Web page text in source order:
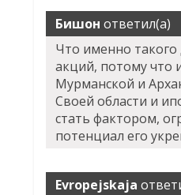
Бишон ответил(а)
Что именно
акций, потому что
Мурманской и
Своей области и
стать фактором,
потенциал его
Evropejskaja